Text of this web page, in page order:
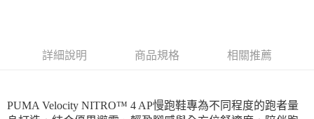
詳細說明 商品規格 相關推薦
PUMA Velocity NITRO™ 4 AP慢跑鞋專為不同程度的跑者量